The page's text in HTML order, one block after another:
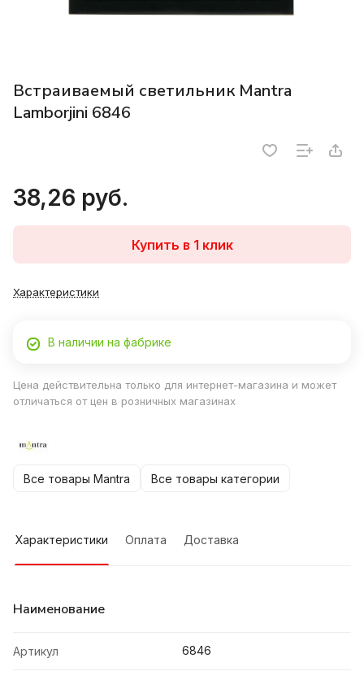
Встраиваемый светильник Mantra
Lamborjini 6846
38,26 руб.
Купить в 1 клик
Характеристики
В наличии на фабрике
Цена действительна только для интернет-магазина и может
отличаться от цен в розничных магазинах
Все товары Mantra Все товары категории
Характеристики Оплата Доставка
Наименование
Артикул 6846